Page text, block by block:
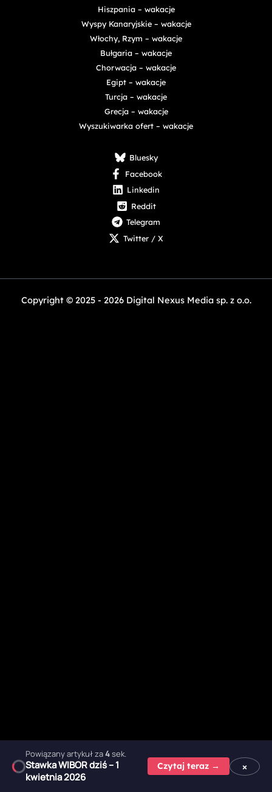
Hiszpania – wakacje
Wyspy Kanaryjskie – wakacje
Włochy, Rzym – wakacje
Bułgaria – wakacje
Chorwacja – wakacje
Egipt – wakacje
Turcja – wakacje
Grecja – wakacje
Wyszukiwarka ofert – wakacje
Bluesky
Facebook
Linkedin
Reddit
Telegram
Twitter / X
Copyright © 2025 - 2026 Digital Nexus Media sp. z o.o.
Powiązany artykuł za2sek.
Stawka WIBOR dziś – 1
kwietnia 2026
Czytaj teraz → ×